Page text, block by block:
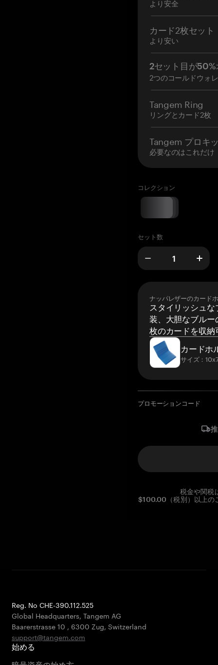
より安全
カード2枚セット
より安い
2セット目が50%
2つのコールドウォ
Tangem Ring
リングとカード2枚
Tangem プロキ
必要なのはこれだけ
コレクション
セット数
ナッパレザーのカード
スタイリッシュ
装、大胆なブルー
枚のカードを収納
カードホ
サイズ：
プロモーションコード
税金や関税
$100.00（税別）以上の
Reg. No CHE-390.112.525
Global Headquarters, Tangem AG
Baarerstrasse 10 , 6300 Zug, Switzerland
support@tangem.com
始める